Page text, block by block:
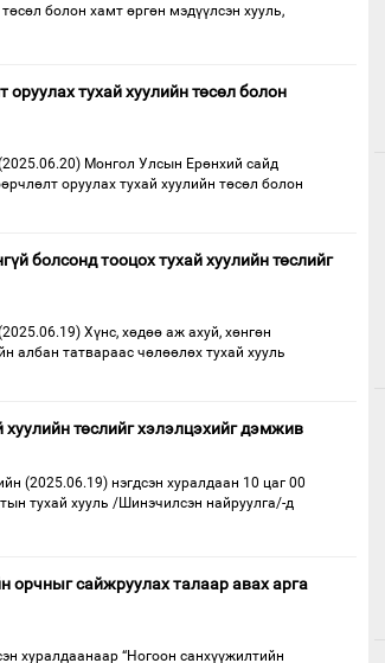
болон хамт өргөн мэдүүлсэн хууль,
оруулах тухай хуулийн төсөл болон
Монгол Улсын Ерөнхий сайд
оруулах тухай хуулийн төсөл болон
болсонд тооцох тухай хуулийн төслийг
Хүнс, хөдөө аж ахуй, хөнгөн
албан татвараас чөлөөлөх тухай хууль
төслийг хэлэлцэхийг дэмжив
(2025.06.19) нэгдсэн хуралдаан 10 цаг 00
тухай хууль /Шинэчилсэн найруулга/-д
орчныг сайжруулах талаар авах арга
хуралдаанаар “Ногоон санхүүжилтийн